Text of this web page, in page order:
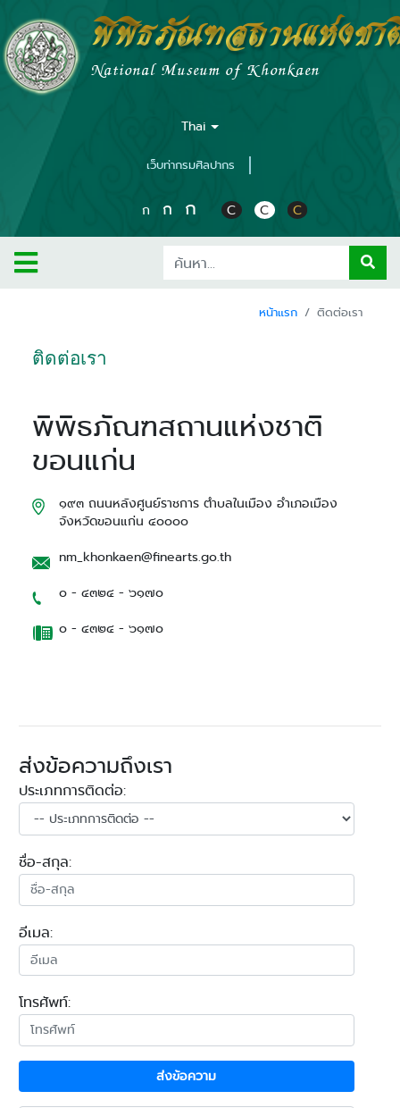
พิพิธภัณฑสถานแห่งช
National Museum of Khonkaen
Thai
เว็บท่ากรมศิลปากร
ก ก ก C C C
หน้าแรก ติดต่อเรา
ติดต่อเรา
พิพิธภัณฑสถานแห่งชาติ
ขอนแก่น
๑๙๓ ถนนหลังศูนย์ราชการ ตำบลในเมือง อำเภอเมือง
จังหวัดขอนแก่น ๔๐๐๐๐
nm_khonkaen@finearts.go.th
๐ - ๔๓๒๔ - ๖๑๗๐
๐ - ๔๓๒๔ - ๖๑๗๐
ส่งข้อความถึงเรา
ประเภทการติดต่อ:
ชื่อ-สกุล:
อีเมล:
โทรศัพท์:
ส่งข้อความ